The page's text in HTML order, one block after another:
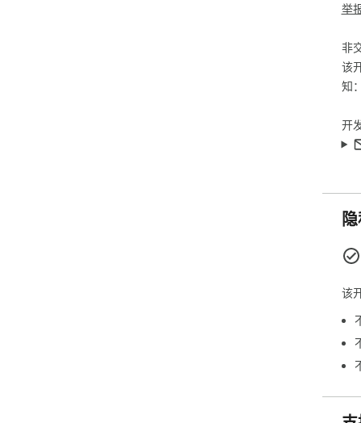
举
开
非
该
知
该